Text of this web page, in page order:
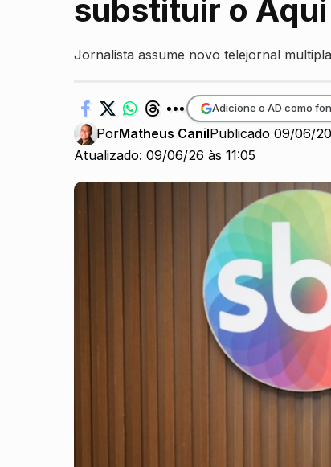
substituir o
Jornalista assume novo telejornal
Atualizado: 09/06/26 às 11:05
PorMatheus CanilPublicado 09/06/
Adicione o AD como